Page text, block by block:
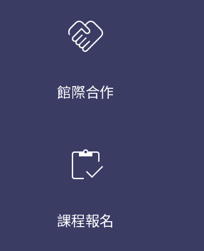
handshake
館際合作
inventory
課程報名